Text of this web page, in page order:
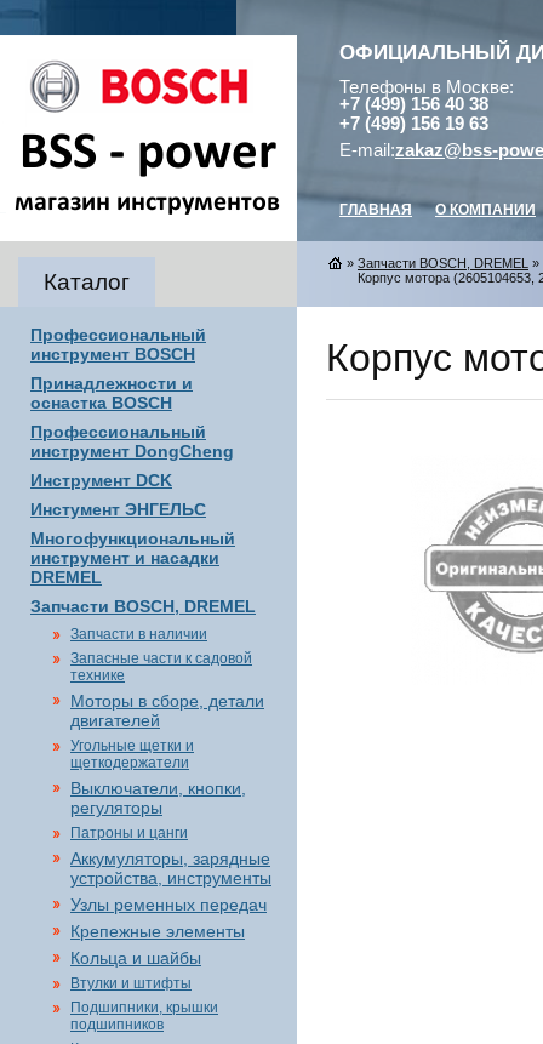
ОФИЦИАЛЬНЫЙ
Телефоны в Москве:
+7 (499) 156 40 38
+7 (499) 156 19 63
E-mail:zakaz@bss-
ГЛАВНАЯ О КОМПАНИИ
Каталог
Профессиональный
инструмент BOSCH
Принадлежности и
оснастка BOSCH
Профессиональный
инструмент DongCheng
Инструмент DCK
Инстумент ЭНГЕЛЬС
Многофункциональный
инструмент и насадки
DREMEL
Запчасти BOSCH, DREMEL
Запчасти в наличии
Запасные части к садовой
технике
Моторы в сборе, детали
двигателей
Угольные щетки и
щеткодержатели
Выключатели, кнопки,
регуляторы
Патроны и цанги
Аккумуляторы, зарядные
устройства, инструменты
Узлы ременных передач
Крепежные элементы
Кольца и шайбы
Втулки и штифты
Подшипники, крышки
подшипников
» Запчасти BOSCH, DREMEL »
Корпус мотора (2605104653,
Корпус